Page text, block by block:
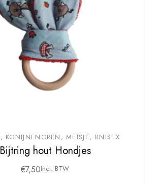
KONIJNENOREN MEISJE UNISEX
Bijtring hout Hondjes
€7,50Incl. BTW